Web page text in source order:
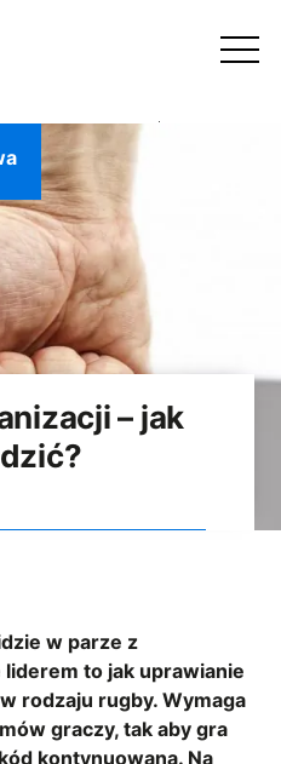
– jak
w parze z
to jak uprawianie
rodzaju rugby. Wymaga
graczy, tak aby gra
kontynuowana. Na